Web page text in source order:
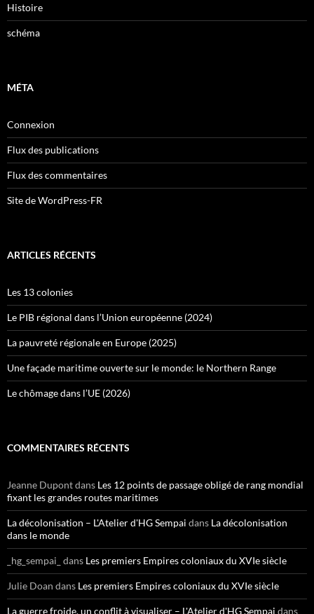
Histoire
schéma
MÉTA
Connexion
Flux des publications
Flux des commentaires
Site de WordPress-FR
ARTICLES RÉCENTS
Les 13 colonies
Le PIB régional dans l’Union européenne (2024)
La pauvreté régionale en Europe (2025)
Une façade maritime ouverte sur le monde: le Northern Range
Le chômage dans l’UE (2026)
COMMENTAIRES RÉCENTS
Jeanne Dupontdans Les 12 points de passage obligé de rang mondial
fixant les grandes routes maritimes
La décolonisation – L'Atelier d'HG Sempai dans La décolonisation
dans le monde
_hg_sempai_ dans Les premiers Empires coloniaux du XVIe siècle
Julie Doan dans Les premiers Empires coloniaux du XVIe siècle
La guerre froide, un conflit à visualiser – L'Atelier d'HG Sempai dans